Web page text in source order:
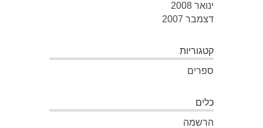
ינואר 2008
דצמבר 2007
קטגוריות
ספרים
כלים
הרשמה